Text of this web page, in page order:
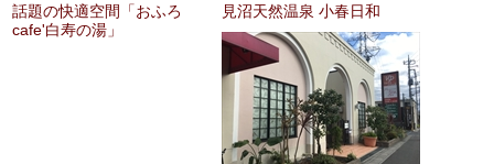
話題の快適空間「おふろ
cafe'白寿の湯」
見沼天然温泉 小春日和